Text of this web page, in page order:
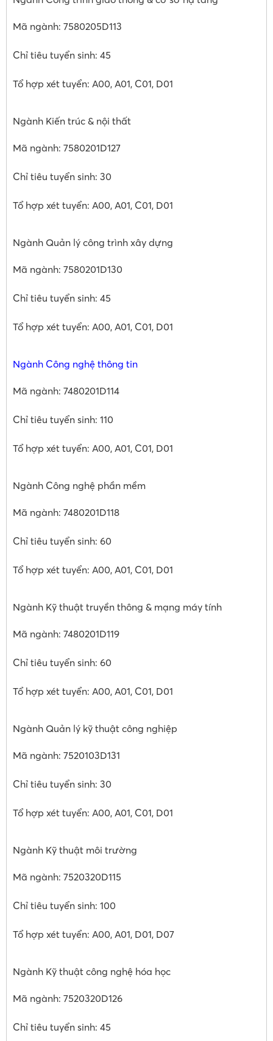
Mã ngành: 7580205D113
Chỉ tiêu tuyển sinh: 45
Tổ hợp xét tuyển: A00, A01, C01, D01
Ngành Kiến trúc & nội thất
Mã ngành: 7580201D127
Chỉ tiêu tuyển sinh: 30
Tổ hợp xét tuyển: A00, A01, C01, D01
Ngành Quản lý công trình xây dựng
Mã ngành: 7580201D130
Chỉ tiêu tuyển sinh: 45
Tổ hợp xét tuyển: A00, A01, C01, D01
Ngành Công nghệ thông tin
Mã ngành: 7480201D114
Chỉ tiêu tuyển sinh: 110
Tổ hợp xét tuyển: A00, A01, C01, D01
Ngành Công nghệ phần mềm
Mã ngành: 7480201D118
Chỉ tiêu tuyển sinh: 60
Tổ hợp xét tuyển: A00, A01, C01, D01
Ngành Kỹ thuật truyền thông & mạng máy tính
Mã ngành: 7480201D119
Chỉ tiêu tuyển sinh: 60
Tổ hợp xét tuyển: A00, A01, C01, D01
Ngành Quản lý kỹ thuật công nghiệp
Mã ngành: 7520103D131
Chỉ tiêu tuyển sinh: 30
Tổ hợp xét tuyển: A00, A01, C01, D01
Ngành Kỹ thuật môi trường
Mã ngành: 7520320D115
Chỉ tiêu tuyển sinh: 100
Tổ hợp xét tuyển: A00, A01, D01, D07
Ngành Kỹ thuật công nghệ hóa học
Mã ngành: 7520320D126
Chỉ tiêu tuyển sinh: 45